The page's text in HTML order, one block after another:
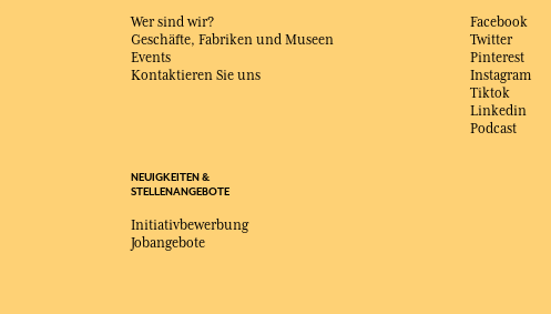
Wer sind wir?
Geschäfte, Fabriken und Museen
Events
Kontaktieren Sie uns
Facebook
Twitter
Pinterest
Instagram
Tiktok
Linkedin
Podcast
NEUIGKEITEN &
STELLENANGEBOTE
Initiativbewerbung
Jobangebote